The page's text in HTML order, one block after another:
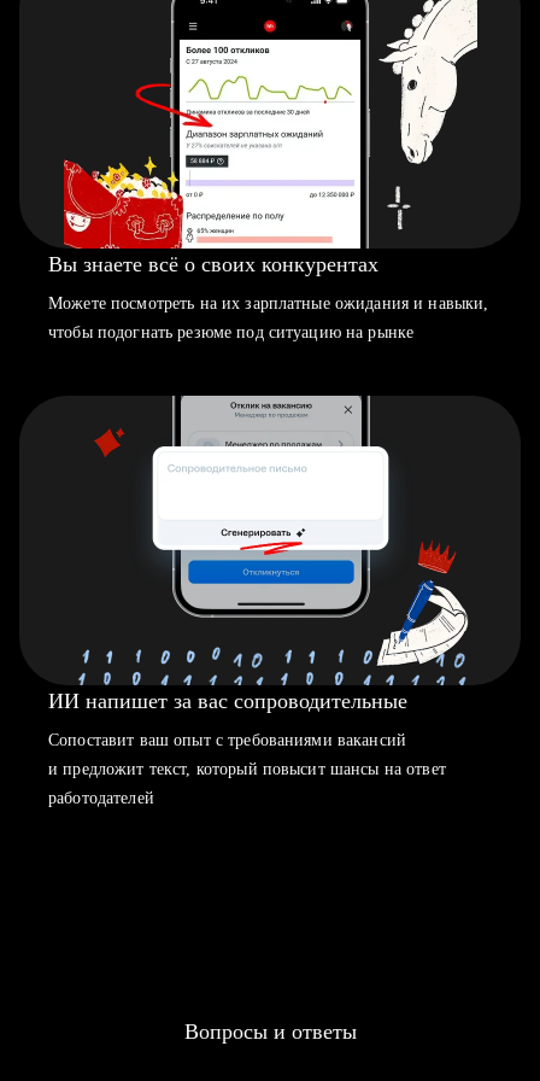
Вы знаете всё о своих конкурентах
Можете посмотреть на их зарплатные ожидания и навыки,
чтобы подогнать резюме под ситуацию на рынке
ИИ напишет за вас сопроводительные
Сопоставит ваш опыт с требованиями вакансий
и предложит текст, который повысит шансы на ответ
работодателей
Вопросы и ответы